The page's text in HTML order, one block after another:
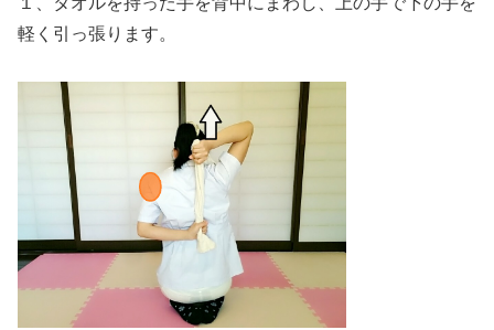
軽く引っ張ります。